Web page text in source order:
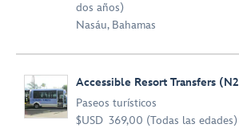
dos años)
Nasáu, Bahamas
Accessible Resort Transfers
Paseos turísticos
$USD 369,00 (Todas las edades)